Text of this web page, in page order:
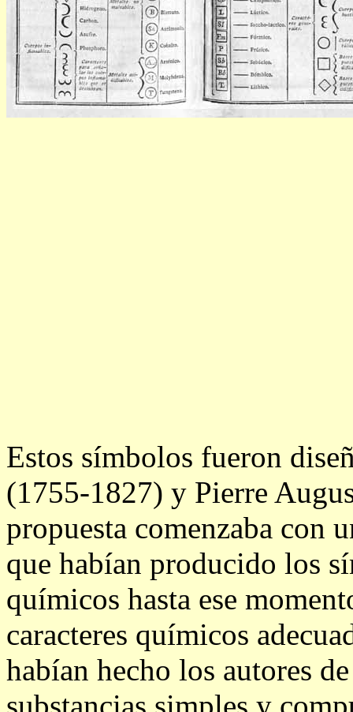
Estos símbolos fueron
(1755-1827) y Pierre
propuesta comenzaba con
que habían producido los
químicos hasta ese
caracteres químicos
habían hecho los autores